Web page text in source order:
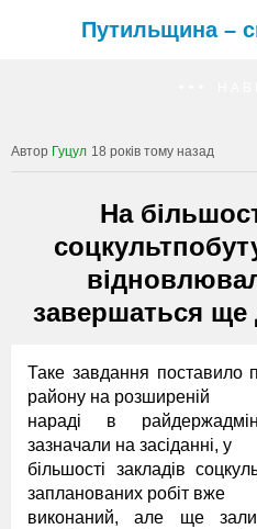
Путильщина –
Гуцул 18 років тому назад
На
завершаться ще
Таке завдання поставило
району на розширеній
нараді в
зазначали на засіданні, у
більшості закладів
запланованих робіт вже
виконаний, але ще